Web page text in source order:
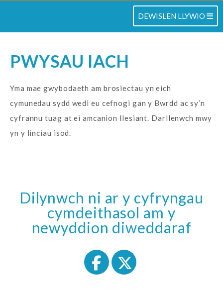
TOGLO
DEWISLEN LLYWIO
PWYSAU IACH
Yma mae gwybodaeth am brosiectau yn eich
cymunedau sydd wedi eu cefnogi gan y Bwrdd ac sy’n
cyfrannu tuag at ei amcanion llesiant. Darllenwch mwy
yn y linciau isod.
Dilynwch ni ar y cyfryngau
cymdeithasol am y
newyddion diweddaraf